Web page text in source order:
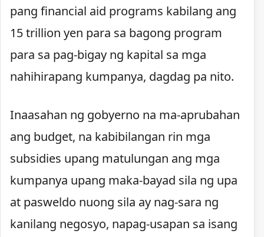
pang financial aid programs kabilang ang
15 trillion yen para sa bagong program
para sa pag-bigay ng kapital sa mga
nahihirapang kumpanya, dagdag pa nito.
Inaasahan ng gobyerno na ma-aprubahan
ang budget, na kabibilangan rin mga
subsidies upang matulungan ang mga
kumpanya upang maka-bayad sila ng upa
at pasweldo nuong sila ay nag-sara ng
kanilang negosyo, napag-usapan sa isang